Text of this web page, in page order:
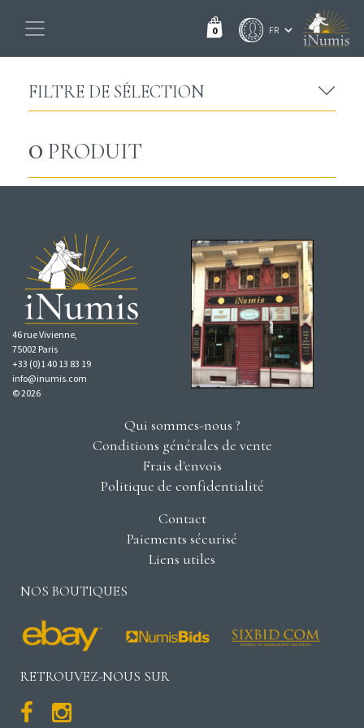
0
FILTRE DE SÉLECTION
0 PRODUIT
46 rue Vivienne,
75002 Paris
+33 (0)1 40 13 83 19
info@inumis.com
© 2026
Qui sommes-nous ?
Conditions générales de vente
Frais d'envois
Politique de confidentialité
Contact
Paiements sécurisé
Liens utiles
NOS BOUTIQUES
RETROUVEZ-NOUS SUR